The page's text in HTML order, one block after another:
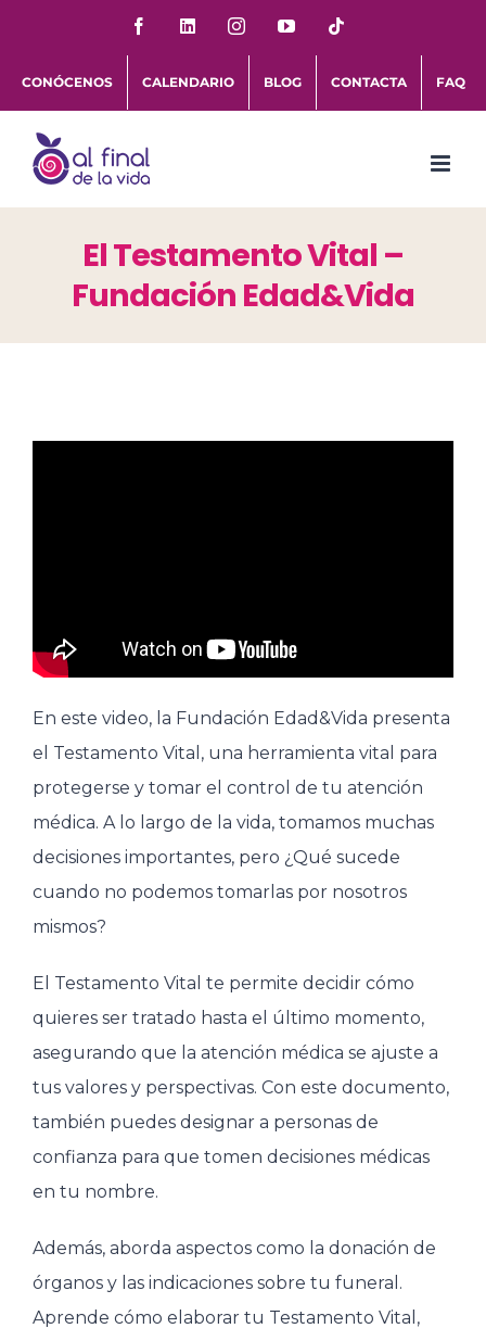
contenido
FacebookLinkedInInstagramYouTube
CONÓCENOS CALENDARIO BLOG CONTACTA FAQ
El Testamento Vital –
Fundación Edad&Vida
En este video, la Fundación Edad&Vida presenta
el Testamento Vital, una herramienta vital para
protegerse y tomar el control de tu atención
médica. A lo largo de la vida, tomamos muchas
decisiones importantes, pero ¿Qué sucede
cuando no podemos tomarlas por nosotros
mismos?
El Testamento Vital te permite decidir cómo
quieres ser tratado hasta el último momento,
asegurando que la atención médica se ajuste a
tus valores y perspectivas. Con este documento,
también puedes designar a personas de
confianza para que tomen decisiones médicas
en tu nombre.
Además, aborda aspectos como la donación de
órganos y las indicaciones sobre tu funeral.
Aprende cómo elaborar tu Testamento Vital,